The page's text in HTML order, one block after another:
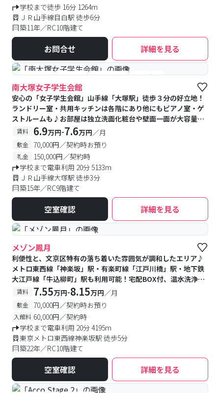
学校まで徒歩 16分 1264m
ＪＲ山手線目白駅 徒歩6分
築11年／RC10階建て
お問合せ 詳細を見る
#食事付き #女性専用 #予約受付中 #空室待ち
南大塚女子学生会館
安心の「女子学生会館」山手線「大塚駅」徒歩３分の好立地！
ランドリー室・共用キッチンは各階にあり他にもピアノ室・ゲ
ストルームも♪お部屋は独立洗面化粧台や壁面一面が大容量の
収納棚もあり快適
賃料 6.9万円-7.6万円／月
敷金 70,000円／契約時お預り
礼金
150,000円／契約時
学校まで電車利用 20分 5133m
ＪＲ山手線大塚駅 徒歩3分
築15年／RC9階建て
空室確認 詳細を見る
#予約受付中 #空室待ち
メゾン鳳月
利便性と、文京区特有の落ち着いた雰囲気が調和したエリア♪
メトロ東西線「神楽坂」駅・有楽町線「江戸川橋」駅・地下鉄
大江戸線「牛込柳町」駅も利用可能！宅配BOX付、温水洗浄便
座が備付★
賃料 7.55万円-8.15万円／月
敷金 70,000円／契約時お預り
入館料 60,000円／契約時
学校まで電車利用 20分 4195m
東京メトロ東西線神楽坂駅 徒歩5分
築22年／RC10階建て
空室確認 詳細を見る